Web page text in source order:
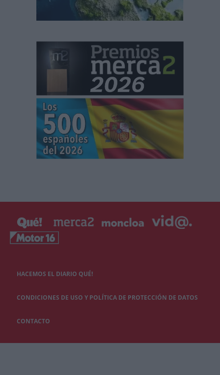
HACEMOS EL DIARIO QUÉ!
CONDICIONES DE USO Y POLÍTICA DE PROTECCIÓN DE DATOS
CONTACTO